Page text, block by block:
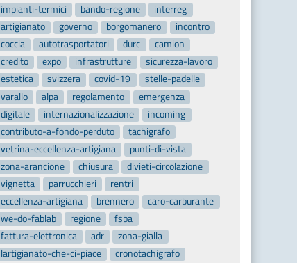
impianti-termici
bando-regione
interreg
artigianato
governo borgomanero
incontro
coccia
autotrasportatori durc
camion
credito
expo infrastrutture
sicurezza-lavoro
estetica
svizzera covid-19
stelle-padelle
varallo
alpa regolamento
emergenza
digitale
internazionalizzazione
incoming
contributo-a-fondo-perduto
tachigrafo
vetrina-eccellenza-artigiana
punti-di-vista
zona-arancione
chiusura
divieti-circolazione
vignetta
parrucchieri
rentri
eccellenza-artigiana
brennero
caro-carburante
we-do-fablab
regione
fsba
fattura-elettronica
adr
zona-gialla
lartigianato-che-ci-piace
cronotachigrafo